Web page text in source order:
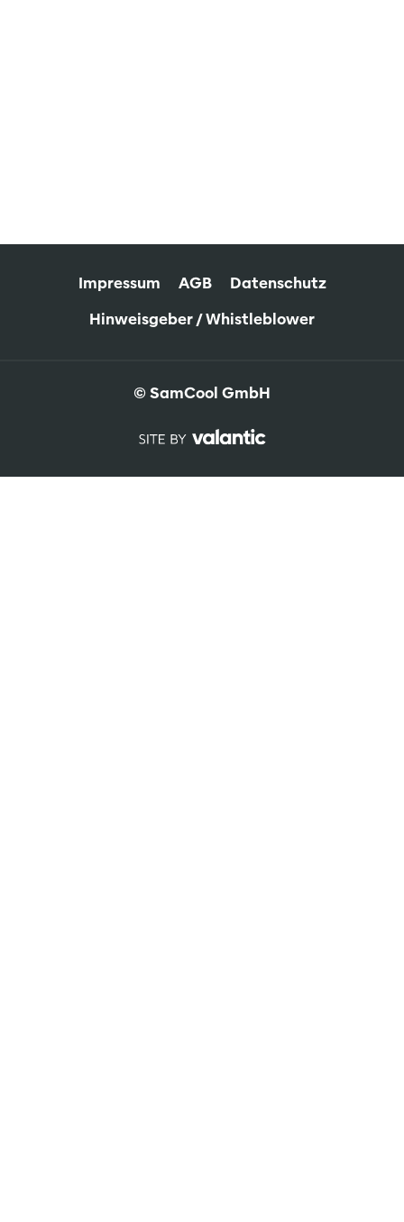
Impressum AGB
Datenschutz
Hinweisgeber / Whistleblower
© SamCool GmbH